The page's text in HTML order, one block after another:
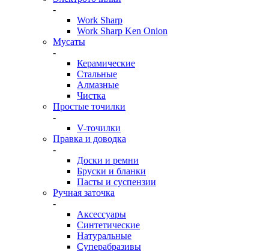
-
Work Sharp
Work Sharp Ken Onion
Мусаты
-
Керамические
Стальные
Алмазные
Чистка
Простые точилки
-
V-точилки
Правка и доводка
-
Доски и ремни
Бруски и бланки
Пасты и суспензии
Ручная заточка
-
Аксессуары
Синтетические
Натуральные
Суперабразивы